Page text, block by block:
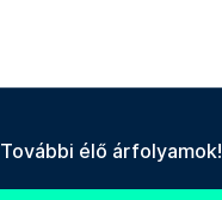
További élő árfolyamok!